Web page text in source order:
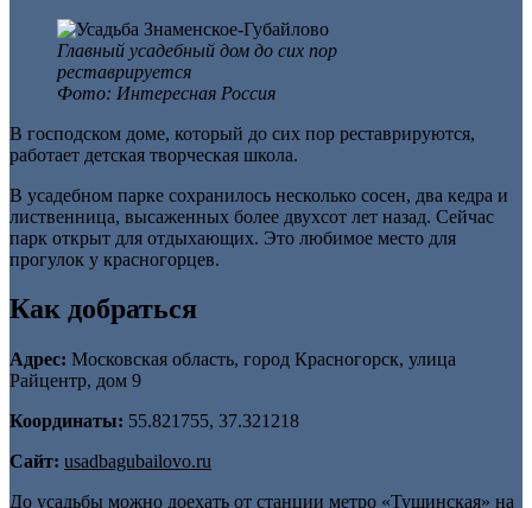
Главный усадебный дом до сих пор
реставрируется
Фото: Интересная Россия
В господском доме, который до сих пор реставрируются,
работает детская творческая школа.
В усадебном парке сохранилось несколько сосен, два кедра и
лиственница, высаженных более двухсот лет назад. Сейчас
парк открыт для отдыхающих. Это любимое место для
прогулок у красногорцев.
Как добраться
Адрес: Московская область, город Красногорск, улица
Райцентр, дом 9
Координаты: 55.821755, 37.321218
Сайт: usadbagubailovo.ru
До усадьбы можно доехать от станции метро «Тушинская» на